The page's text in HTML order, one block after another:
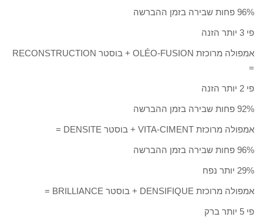
96% פחות שבירה בזמן ההברשה
פי 3 יותר הזנה
אמפולה מרוכזת OLÉO-FUSION + בוסטר RECONSTRUCTION
=
פי 2 יותר הזנה
92% פחות שבירה בזמן ההברשה
אמפולה מרוכזת VITA-CIMENT + בוסטר DENSITE =
96% פחות שבירה בזמן ההברשה
29% יותר נפח
אמפולה מרוכזת DENSIFIQUE + בוסטר BRILLIANCE =
פי 5 יותר ברק